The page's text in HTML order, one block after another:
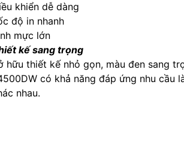
khiển dễ dàng
độ in nhanh
mực lớn
kế sang trọng
hữu thiết kế nhỏ gọn, màu đen sang
có khả năng đáp ứng nhu cầu
nhau.